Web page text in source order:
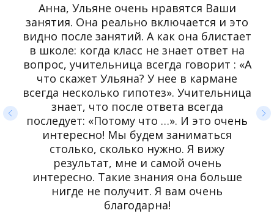
Анна, Ульяне очень нравятся Ваши
занятия. Она реально включается и это
видно после занятий. А как она блистает
в школе: когда класс не знает ответ на
вопрос, учительница всегда говорит : «А
что скажет Ульяна? У нее в кармане
всегда несколько гипотез». Учительница
знает, что после ответа всегда
последует: «Потому что …». И это очень
интересно! Мы будем заниматься
столько, сколько нужно. Я вижу
результат, мне и самой очень
интересно. Такие знания она больше
нигде не получит. Я вам очень
благодарна!